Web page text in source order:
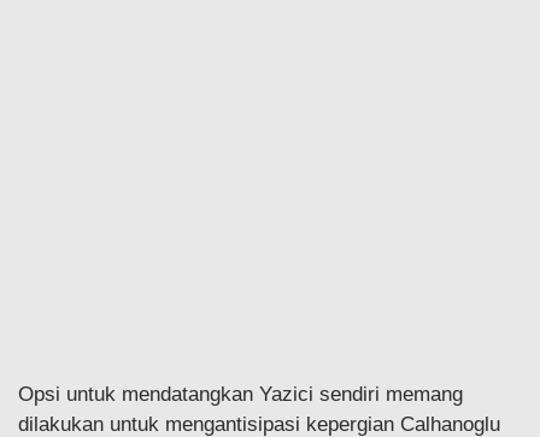
Opsi untuk mendatangkan Yazici sendiri memang
dilakukan untuk mengantisipasi kepergian Calhanoglu